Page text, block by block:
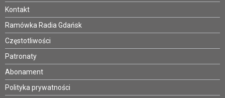
Kontakt
Ramówka Radia Gdańsk
Częstotliwości
Patronaty
Abonament
Polityka prywatności